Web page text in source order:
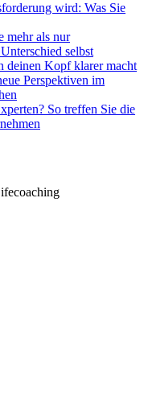
wird: Was Sie
mehr als nur
selbst
deinen Kopf klarer macht
Perspektiven im
So treffen Sie die